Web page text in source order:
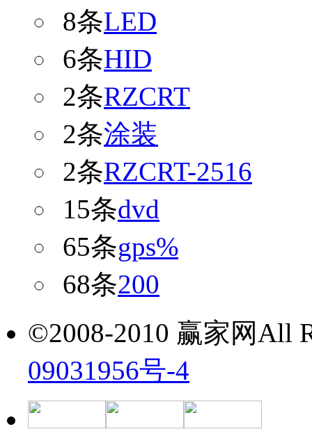
8条LED
6条HID
2条RZCRT
2条涂装
2条RZCRT-2516
15条dvd
65条gps%
68条200
©2008-2010 赢家网All
09031956号-4